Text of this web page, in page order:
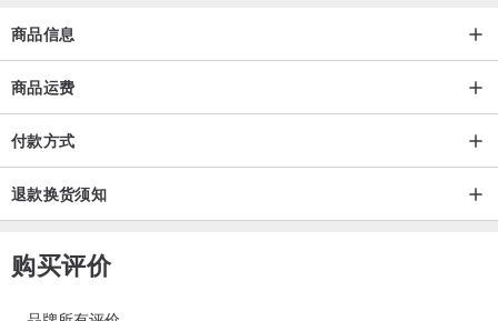
商品信息
商品运费
付款方式
退款换货须知
购买评价